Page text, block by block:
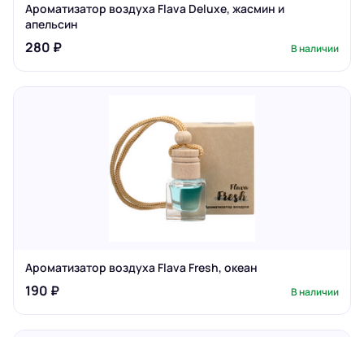
Ароматизатор воздуха Flava Deluxe, жасмин и
апельсин
280 ₽ В наличии
Ароматизатор воздуха Flava Fresh, океан
190 ₽ В наличии